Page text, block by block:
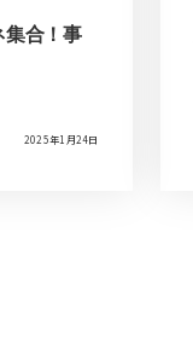
集合！事
2025年1月24日